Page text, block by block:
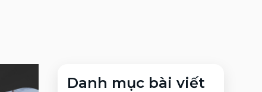
Danh mục bài viết